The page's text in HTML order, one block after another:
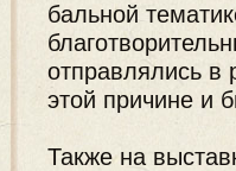
бальной
отправлялись в
этой причине и
Также на